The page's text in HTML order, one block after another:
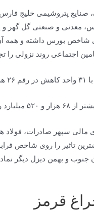
صنایع پتروشیمی خلیج
معدنی و صنعتی گل گهر و
شاخص بورس داشته و همه
اجتماعی روند نزولی را
مالی سپهر صادرات، فولاد
تاثیر را روی شاخص
جنوب و بهمن دیزل دیگر
قرمز